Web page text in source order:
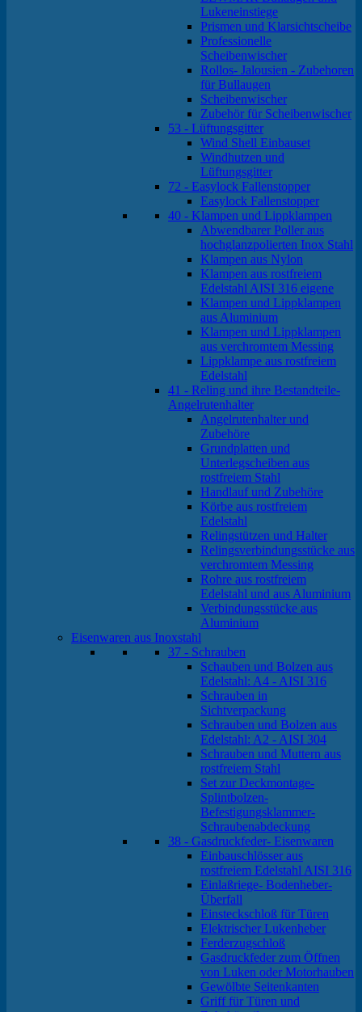
Lukeneinstiege
Prismen und Klarsichtscheibe
Professionelle
Scheibenwischer
Rollos- Jalousien - Zubehoren
für Bullaugen
Scheibenwischer
Zubehör für Scheibenwischer
53 - Lüftungsgitter
Wind Shell Einbauset
Windhutzen und
Lüftungsgitter
72 - Easylock Fallenstopper
Easylock Fallenstopper
40 - Klampen und Lippklampen
Abwendbarer Poller aus
hochglanzpolierten Inox Stahl
Klampen aus Nylon
Klampen aus rostfreiem
Edelstahl AISI 316 eigene
Klampen und Lippklampen
aus Aluminium
Klampen und Lippklampen
aus verchromtem Messing
Lippklampe aus rostfreiem
Edelstahl
41 - Reling und ihre Bestandteile-
Angelrutenhalter
Angelrutenhalter und
Zubehöre
Grundplatten und
Unterlegscheiben aus
rostfreiem Stahl
Handlauf und Zubehöre
Körbe aus rostfreiem
Edelstahl
Relingstützen und Halter
Relingsverbindungsstücke aus
verchromtem Messing
Rohre aus rostfreiem
Edelstahl und aus Aluminium
Verbindungsstücke aus
Aluminium
Eisenwaren aus Inoxstahl
37 - Schrauben
Schauben und Bolzen aus
Edelstahl: A4 - AISI 316
Schrauben in
Sichtverpackung
Schrauben und Bolzen aus
Edelstahl: A2 - AISI 304
Schrauben und Muttern aus
rostfreiem Stahl
Set zur Deckmontage-
Splintbolzen-
Befestigungsklammer-
Schraubenabdeckung
38 - Gasdruckfeder- Eisenwaren
Einbauschlösser aus
rostfreiem Edelstahl AISI 316
Einlaßriege- Bodenheber-
Überfall
Einsteckschloß für Türen
Elektrischer Lukenheber
Ferderzugschloß
Gasdruckfeder zum Öffnen
von Luken oder Motorhauben
Gewölbte Seitenkanten
Griff für Türen und